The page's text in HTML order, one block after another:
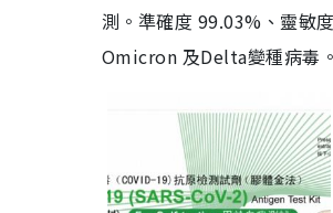
測。準確度 99.03%、靈敏
Omicron 及Delta變種病毒